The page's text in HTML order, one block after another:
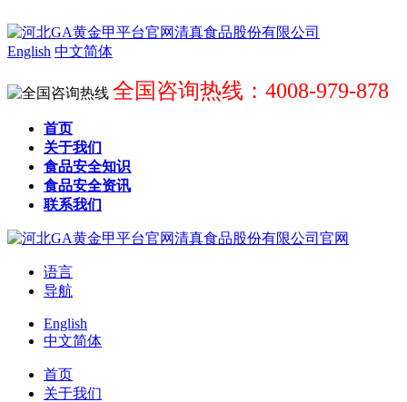
English 中文简体
全国咨询热线：4008-979-878
首页
关于我们
食品安全知识
食品安全资讯
联系我们
语言
导航
English
中文简体
首页
关于我们